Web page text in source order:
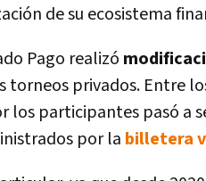
de su ecosistema
Pago realizó
torneos privados. Entre
participantes pasó a
por la billetera